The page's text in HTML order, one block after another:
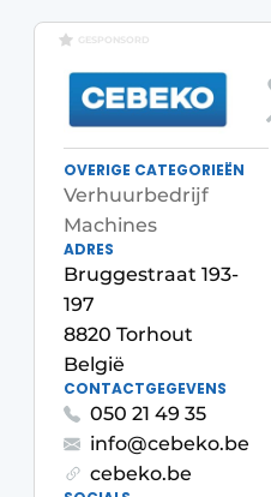
GESPONSORD
OVERIGE CATEGORIEËN
Verhuurbedrijf
Machines
ADRES
Bruggestraat 193-
197
8820 Torhout
België
CONTACTGEGEVENS
050 21 49 35
info@cebeko.be
cebeko.be